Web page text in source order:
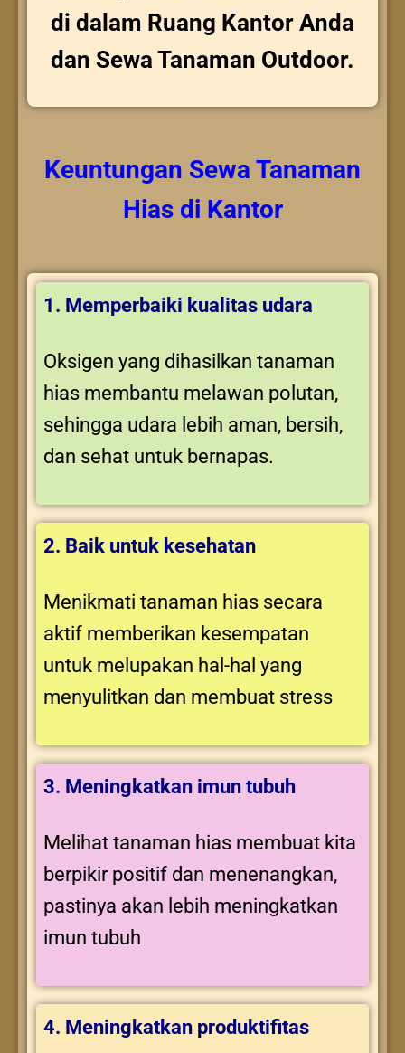
di dalam Ruang Kantor Anda
dan Sewa Tanaman Outdoor.
Keuntungan Sewa Tanaman
Hiasdi Kantor
1. Memperbaiki kualitas udara
Oksigen yang dihasilkan tanaman
hias membantu melawan polutan,
sehingga udara lebih aman, bersih,
dan sehat untuk bernapas.
2. Baik untuk kesehatan
Menikmati tanaman hias secara
aktif memberikan kesempatan
untuk melupakan hal-hal yang
menyulitkan dan membuat stress
3. Meningkatkan imun tubuh
Melihat tanaman hias membuat kita
berpikir positif dan menenangkan,
pastinya akan lebih meningkatkan
imun tubuh
4. Meningkatkan produktifitas